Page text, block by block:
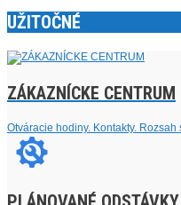
UŽITOČNÉ
ZÁKAZNÍCKE CENTRUM
Otváracie hodiny. Kontakty. Rozsah